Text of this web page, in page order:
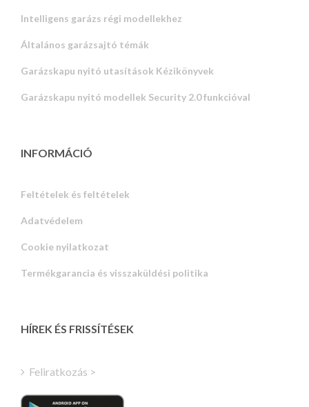
Intelligens garázs régi modellekhez
Általános garázsajtó témák
Garázskapu nyitó utasítások Kézikönyvek
Garázskapu nyitó modellek Security 2.0 funkcióval
INFORMÁCIÓ
Feltételek és feltételek
Adatvédelem
Cookie nyilatkozat
Termékgarancia és visszaküldési politika
HÍREK ÉS FRISSÍTÉSEK
Feliratkozás >